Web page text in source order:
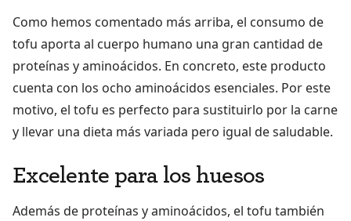
Como hemos comentado más arriba, el consumo de
tofu aporta al cuerpo humano una gran cantidad de
proteínas y aminoácidos. En concreto, este producto
cuenta con los ocho aminoácidos esenciales. Por este
motivo, el tofu es perfecto para sustituirlo por la carne
y llevar una dieta más variada pero igual de saludable.
Excelente para los huesos
Además de proteínas y aminoácidos, el tofu también